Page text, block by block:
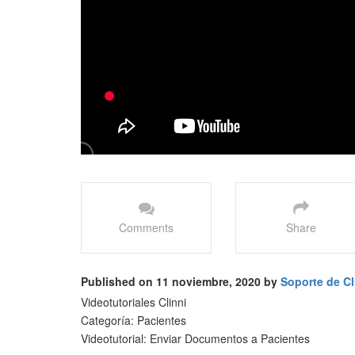
Comments Share
Published on 11 noviembre, 2020 by Soporte de
Videotutoriales Clinni
Categoría: Pacientes
Videotutorial: Enviar Documentos a Pacientes